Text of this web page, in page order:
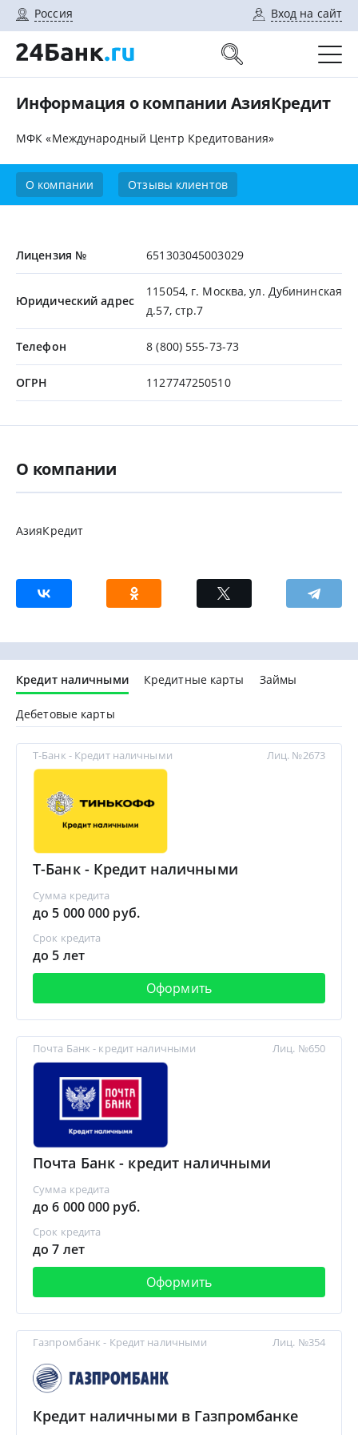
Россия Вход на сайт
Информация о компании АзияКредит
МФК «Международный Центр Кредитования»
О компании Отзывы клиентов
Лицензия № 651303045003029
Юридический адрес
115054, г. Москва, ул. Дубининская
д.57, стр.7
Телефон 8 (800) 555-73-73
ОГРН 1127747250510
О компании
АзияКредит
Кредит наличными Кредитные карты Займы
Дебетовые карты
Т-Банк - Кредит наличными
Т-Банк - Кредит наличными
Сумма кредита
до 5 000 000 руб.
Срок кредита
до 5 лет
Оформить
Лиц. №2673
Почта Банк - кредит наличными
Почта Банк - кредит наличными
Сумма кредита
до 6 000 000 руб.
Срок кредита
до 7 лет
Оформить
Лиц. №650
Газпромбанк - Кредит наличными
Кредит наличными в Газпромбанке
Лиц. №354